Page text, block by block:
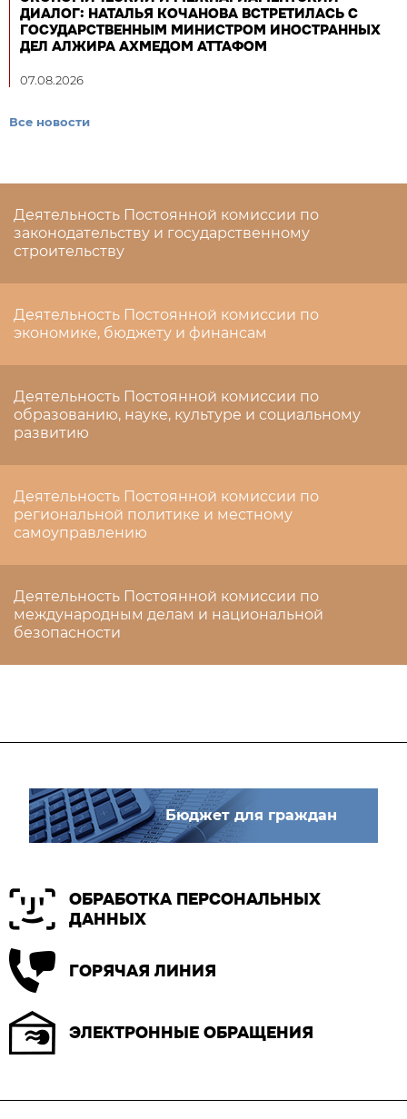
ДИАЛОГ: НАТАЛЬЯ КОЧАНОВА ВСТРЕТИЛАСЬ С
ГОСУДАРСТВЕННЫМ МИНИСТРОМ ИНОСТРАННЫХ
ДЕЛ АЛЖИРА АХМЕДОМ АТТАФОМ
07.08.2026
Все новости
Деятельность Постоянной комиссии по
законодательству и государственному
строительству
Деятельность Постоянной комиссии по
экономике, бюджету и финансам
Деятельность Постоянной комиссии по
образованию, науке, культуре и социальному
развитию
Деятельность Постоянной комиссии по
региональной политике и местному
самоуправлению
Деятельность Постоянной комиссии по
международным делам и национальной
безопасности
Бюджет для граждан
ОБРАБОТКА ПЕРСОНАЛЬНЫХ
ДАННЫХ
ГОРЯЧАЯ ЛИНИЯ
ЭЛЕКТРОННЫЕ ОБРАЩЕНИЯ